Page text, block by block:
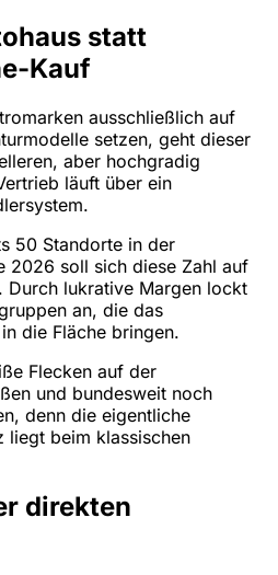
statt
Kauf
ausschließlich auf
setzen, geht dieser
aber hochgradig
läuft über ein
50 Standorte in der
2026 soll sich diese Zahl auf
Durch lukrative Margen lockt
an, die das
die Fläche bringen.
Flecken auf der
und bundesweit noch
denn die eigentliche
liegt beim klassischen
direkten